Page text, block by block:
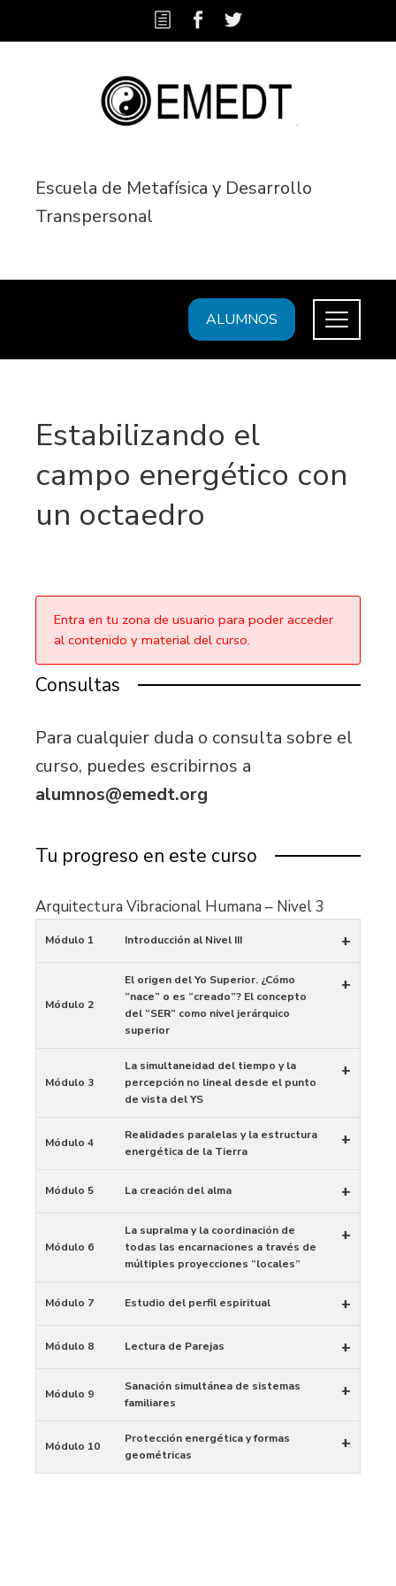
Escuela de Metafísica y Desarrollo
Transpersonal
ALUMNOS
Estabilizando el
campo energético con
un octaedro
Entra en tu zona de usuario para poder acceder
al contenido y material del curso.
Consultas
Para cualquier duda o consulta sobre el
curso, puedes escribirnos a
alumnos@emedt.org
Tu progreso en este curso
Arquitectura Vibracional Humana – Nivel 3
Módulo 1 Introducción al Nivel III +
Módulo 2
El origen del Yo Superior. ¿Cómo
“nace” o es “creado”? El concepto
del “SER” como nivel jerárquico
superior
+
Módulo 3
La simultaneidad del tiempo y la
percepción no lineal desde el punto
de vista del YS
+
Módulo 4
Realidades paralelas y la estructura
energética de la Tierra
+
Módulo 5 La creación del alma +
Módulo 6
La supralma y la coordinación de
todas las encarnaciones a través de
múltiples proyecciones “locales”
+
Módulo 7 Estudio del perfil espiritual +
Módulo 8 Lectura de Parejas +
Módulo 9
Sanación simultánea de sistemas
familiares
+
Módulo 10
Protección energética y formas
geométricas
+